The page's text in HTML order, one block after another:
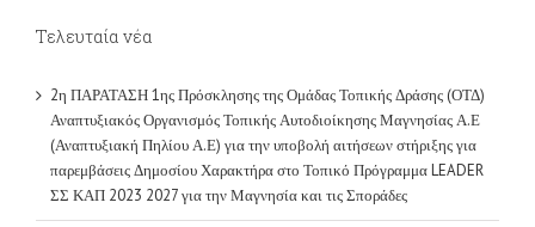
(Αναπτυξιακή Πηλίου Α.Ε) για την υποβολή αιτήσεων στήριξης για
ΣΣ ΚΑΠ 2023 2027 για την Μαγνησία και τις Σποράδες
ΚΑΤΑΚΥΡΩΣΗ ΑΠΟΤΕΛΕΣΜΑΤΩΝ ΠΕΕ 209/230
ΠΡΑΚΤΙΚΟ ΑΞΙΟΛΟΓΗΣΗΣ ΥΠΟΨΗΦΙΩΝ ΓΙΑ ΤΗΝ ΥΠ’ ΑΡΙΘΜ.